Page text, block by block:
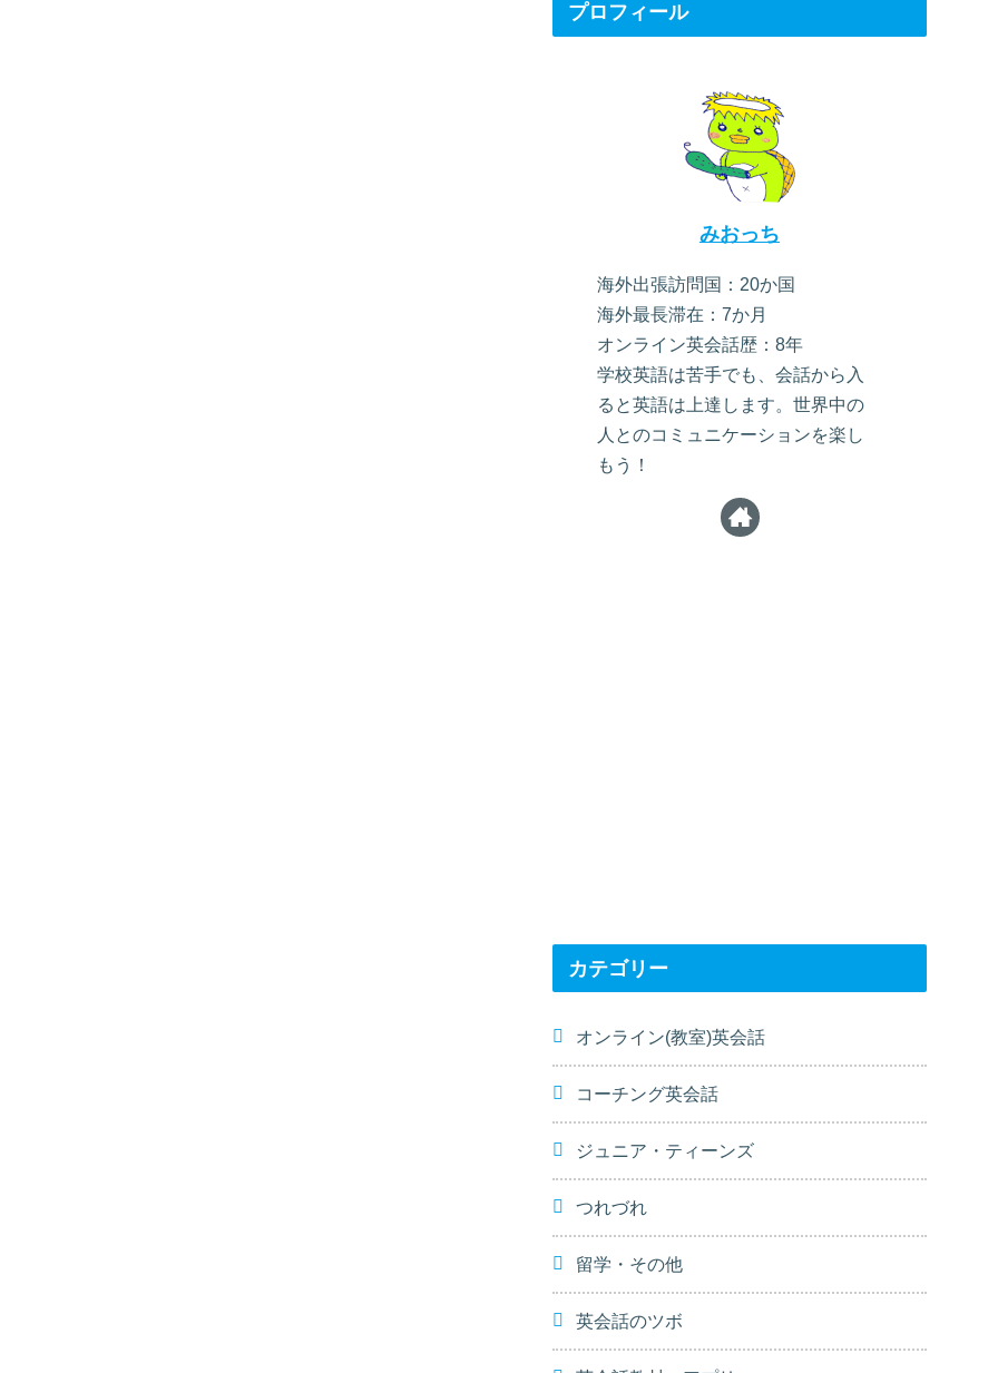
プロフィール
みおっち
海外出張訪問国：20か国
海外最長滞在：7か月
オンライン英会話歴：8年
学校英語は苦手でも、会話から入
ると英語は上達します。世界中の
人とのコミュニケーションを楽し
もう！
カテゴリー
オンライン(教室)英会話
コーチング英会話
ジュニア・ティーンズ
つれづれ
留学・その他
英会話のツボ